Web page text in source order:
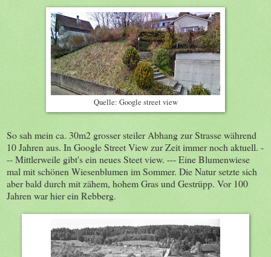
Quelle: Google street view
So sah mein ca. 30m2 grosser steiler Abhang zur Strasse während
10 Jahren aus. In Google Street View zur Zeit immer noch aktuell. -
-- Mittlerweile gibt's ein neues Steet view. --- Eine Blumenwiese
mal mit schönen Wiesenblumen im Sommer. Die Natur setzte sich
aber bald durch mit zähem, hohem Gras und Gestrüpp. Vor 100
Jahren war hier ein Rebberg.